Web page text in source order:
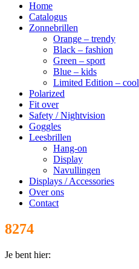
Home
Catalogus
Zonnebrillen
Orange – trendy
Black – fashion
Green – sport
Blue – kids
Limited Edition – cool
Polarized
Fit over
Safety / Nightvision
Goggles
Leesbrillen
Hang-on
Display
Navullingen
Displays / Accessories
Over ons
Contact
8274
Je bent hier: